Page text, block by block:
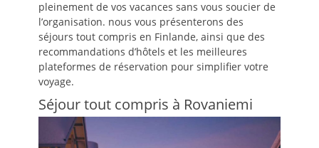
pleinement de vos vacances sans vous soucier de
l’organisation. nous vous présenterons des
séjours tout compris en Finlande, ainsi que des
recommandations d’hôtels et les meilleures
plateformes de réservation pour simplifier votre
voyage.
Séjour tout compris à Rovaniemi